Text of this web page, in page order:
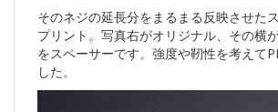
そのネジの延長分をまるまる反映させた
プリント。写真右がオリジナル、その横
をスペーサーです。強度や靭性を考えて
した。